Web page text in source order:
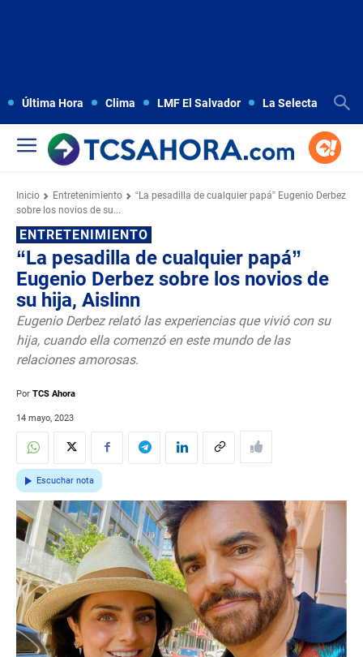
Última Hora Clima LMF El Salvador La Selecta
Inicio Entretenimiento
“La pesadilla de cualquier papá” Eugenio Derbez
sobre los novios de su...
ENTRETENIMIENTO
“La pesadilla de cualquier papá”
Eugenio Derbez sobre los novios de
su hija, Aislinn
Eugenio Derbez relató las experiencias que vivió con su
hija, cuando ella comenzó en este mundo de las
relaciones amorosas.
Por TCS Ahora
14 mayo, 2023
Escuchar nota